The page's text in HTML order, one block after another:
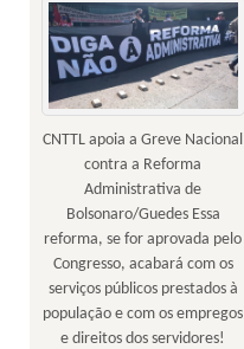
CNTTL apoia a Greve Nacional
contra a Reforma
Administrativa de
Bolsonaro/Guedes Essa
reforma, se for aprovada pelo
Congresso, acabará com os
serviços públicos prestados à
população e com os empregos
e direitos dos servidores!